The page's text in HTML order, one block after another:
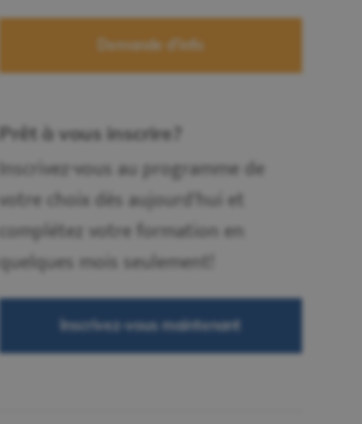
Demande d'info
Prêt à vous inscrire?
Inscrivez-vous au programme de
votre choix dès aujourd'hui et
complétez votre formation en
quelques mois seulement!
Inscrivez-vous maintenant